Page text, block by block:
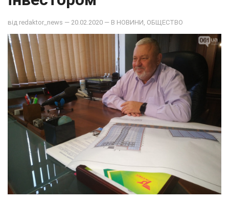
від redaktor_news — 20.02.2020 — В НОВИНИ ОБЩЕСТВО